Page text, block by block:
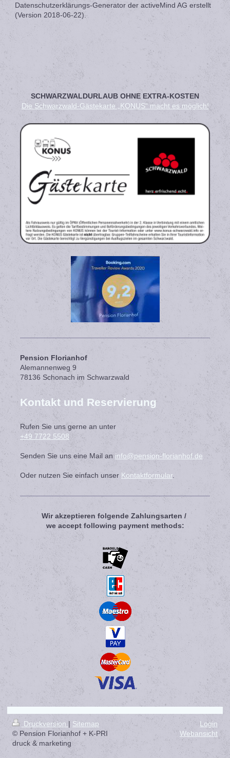
Datenschutzerklärungs-Generator der activeMind AG erstellt
(Version 2018-06-22).
SCHWARZWALDURLAUB OHNE EXTRA-KOSTEN
Die Schwarzwald-Gästekarte „KONUS“ macht es möglich!
Pension Florianhof
Alemannenweg 9
78136 Schonach im Schwarzwald
Kontakt und Reservierung
Rufen Sie uns gerne an unter
+49 7722 5508
Senden Sie uns eine Mail an info@pension-florianhof.de
Oder nutzen Sie einfach unser Kontaktformular
Wir akzeptieren folgende Zahlungsarten /
we accept following payment methods:
Druckversion | Sitemap
© Pension Florianhof + K-PRI
druck & marketing
Login
Webansicht